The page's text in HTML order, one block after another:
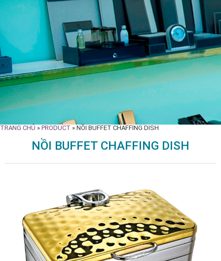
TRANG CHỦ » PRODUCT » NỒI BUFFET CHAFFING DISH
NỒI BUFFET CHAFFING DISH